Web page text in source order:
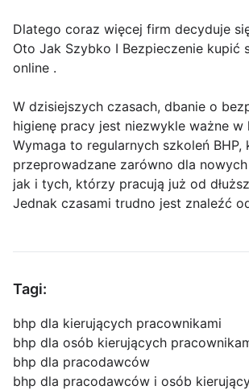
Dlatego coraz więcej firm decyduje
Oto Jak Szybko I Bezpieczenie kupić
online .
W dzisiejszych czasach, dbanie o
higienę pracy jest niezwykle ważne w
Wymaga to regularnych szkoleń BHP,
przeprowadzane zarówno dla
jak i tych, którzy pracują już od
Jednak czasami trudno jest znaleźć
Tagi:
bhp dla kierujących pracownikami
bhp dla osób kierujących
bhp dla pracodawców
bhp dla pracodawców i osób